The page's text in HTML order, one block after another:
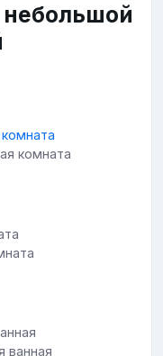
комната
ванная